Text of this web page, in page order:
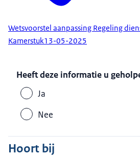
Wetsvoorstel aanpassing Regeling
Kamerstuk13-05-2025
Heeft deze informatie u
Ja
Nee
Hoort bij